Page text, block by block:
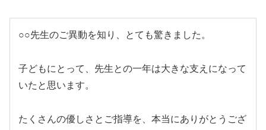
○○先生のご異動を知り、とても驚きました。
子どもにとって、先生との一年は大きな支えになって
いたと思います。
たくさんの優しさとご指導を、本当にありがとうござ